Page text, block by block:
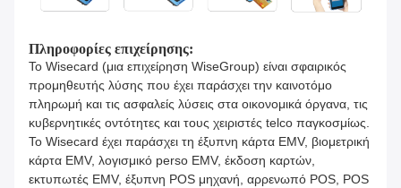
Πληροφορίες επιχείρησης:
Το Wisecard (μια επιχείρηση WiseGroup) είναι σφαιρικός
προμηθευτής λύσης που έχει παράσχει την καινοτόμο
πληρωμή και τις ασφαλείς λύσεις στα οικονομικά όργανα, τις
κυβερνητικές οντότητες και τους χειριστές telco παγκοσμίως.
Το Wisecard έχει παράσχει τη έξυπνη κάρτα EMV, βιομετρική
κάρτα EMV, λογισμικό perso EMV, έκδοση καρτών,
εκτυπωτές EMV, έξυπνη POS μηχανή, αρρενωπό POS, POS